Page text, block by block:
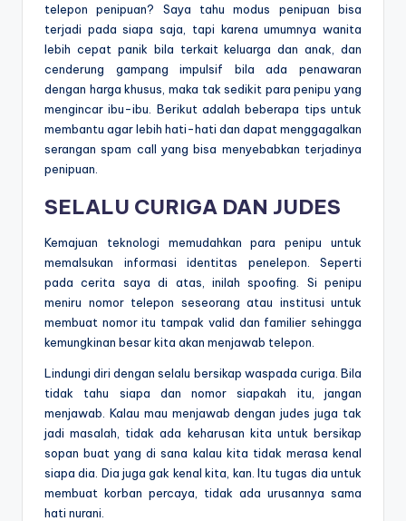
telepon penipuan? Saya tahu modus penipuan bisa
terjadi pada siapa saja, tapi karena umumnya wanita
lebih cepat panik bila terkait keluarga dan anak, dan
cenderung gampang impulsif bila ada penawaran
dengan harga khusus, maka tak sedikit para penipu yang
mengincar ibu-ibu. Berikut adalah beberapa tips untuk
membantu agar lebih hati-hati dan dapat menggagalkan
serangan spam call yang bisa menyebabkan terjadinya
penipuan.
SELALU CURIGA DAN JUDES
Kemajuan teknologi memudahkan para penipu untuk
memalsukan informasi identitas penelepon. Seperti
pada cerita saya di atas, inilah spoofing. Si penipu
meniru nomor telepon seseorang atau institusi untuk
membuat nomor itu tampak valid dan familier sehingga
kemungkinan besar kita akan menjawab telepon.
Lindungi diri dengan selalu bersikap waspada curiga. Bila
tidak tahu siapa dan nomor siapakah itu, jangan
menjawab. Kalau mau menjawab dengan judes juga tak
jadi masalah, tidak ada keharusan kita untuk bersikap
sopan buat yang di sana kalau kita tidak merasa kenal
siapa dia. Dia juga gak kenal kita, kan. Itu tugas dia untuk
membuat korban percaya, tidak ada urusannya sama
hati nurani.